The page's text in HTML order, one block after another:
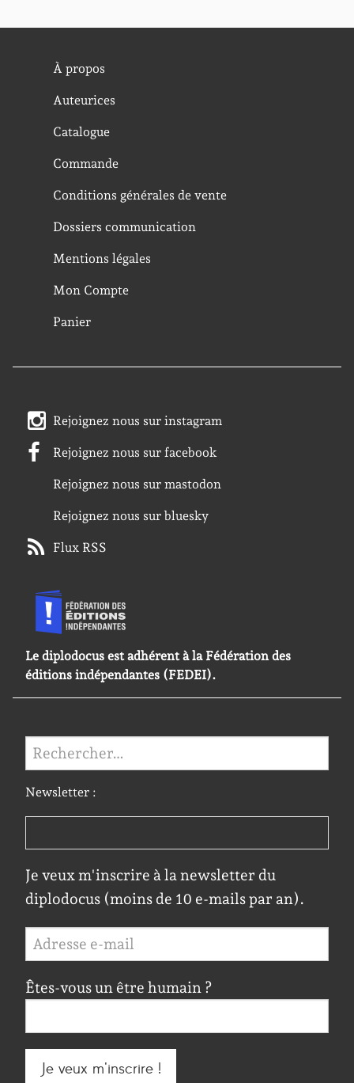
À propos
Auteurices
Catalogue
Commande
Conditions générales de vente
Dossiers communication
Mentions légales
Mon Compte
Panier
Rejoignez nous sur instagram
Rejoignez nous sur facebook
Rejoignez nous sur mastodon
Rejoignez nous sur bluesky
Flux RSS
Le diplodocus est adhérent à la Fédération des
éditions indépendantes (FEDEI).
Rechercher :
Newsletter :
Je veux m'inscrire à la newsletter du
diplodocus (moins de 10 e-mails par an).
Êtes-vous un être humain ?